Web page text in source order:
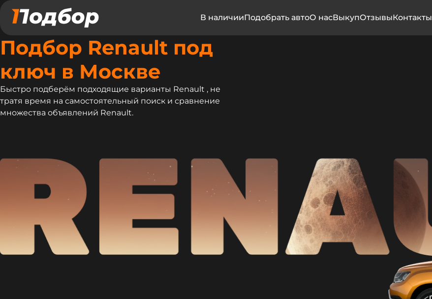
В наличииПодобрать автоО насВыкупОтзывыКонтакты
Подбор Renault под
ключ в Москве
Быстро подберём подходящие варианты Renault , не
тратя время на самостоятельный поиск и сравнение
множества объявлений Renault.